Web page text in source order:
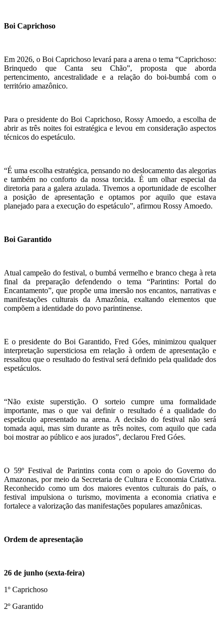
Boi Caprichoso
Em 2026, o Boi Caprichoso levará para a arena o tema “Caprichoso:
Brinquedo que Canta seu Chão”, proposta que aborda
pertencimento, ancestralidade e a relação do boi-bumbá com o
território amazônico.
Para o presidente do Boi Caprichoso, Rossy Amoedo, a escolha de
abrir as três noites foi estratégica e levou em consideração aspectos
técnicos do espetáculo.
“É uma escolha estratégica, pensando no deslocamento das alegorias
e também no conforto da nossa torcida. É um olhar especial da
diretoria para a galera azulada. Tivemos a oportunidade de escolher
a posição de apresentação e optamos por aquilo que estava
planejado para a execução do espetáculo”, afirmou Rossy Amoedo.
Boi Garantido
Atual campeão do festival, o bumbá vermelho e branco chega à reta
final da preparação defendendo o tema “Parintins: Portal do
Encantamento”, que propõe uma imersão nos encantos, narrativas e
manifestações culturais da Amazônia, exaltando elementos que
compõem a identidade do povo parintinense.
E o presidente do Boi Garantido, Fred Góes, minimizou qualquer
interpretação supersticiosa em relação à ordem de apresentação e
ressaltou que o resultado do festival será definido pela qualidade dos
espetáculos.
“Não existe superstição. O sorteio cumpre uma formalidade
importante, mas o que vai definir o resultado é a qualidade do
espetáculo apresentado na arena. A decisão do festival não será
tomada aqui, mas sim durante as três noites, com aquilo que cada
boi mostrar ao público e aos jurados”, declarou Fred Góes.
O 59º Festival de Parintins conta com o apoio do Governo do
Amazonas, por meio da Secretaria de Cultura e Economia Criativa.
Reconhecido como um dos maiores eventos culturais do país, o
festival impulsiona o turismo, movimenta a economia criativa e
fortalece a valorização das manifestações populares amazônicas.
Ordem de apresentação
26 de junho (sexta-feira)
1º Caprichoso
2º Garantido